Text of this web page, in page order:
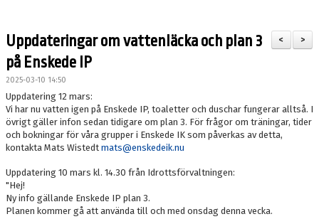
SPONSRING
>
<
Uppdateringar om vattenläcka och plan 3
på Enskede IP
2025-03-10 14:50
Uppdatering 12 mars:
Vi har nu vatten igen på Enskede IP, toaletter och duschar fungerar alltså. I
övrigt gäller infon sedan tidigare om plan 3. För frågor om träningar, tider
och bokningar för våra grupper i Enskede IK som påverkas av detta,
kontakta Mats Wistedt mats@enskedeik.nu
Uppdatering 10 mars kl. 14.30 från Idrottsförvaltningen:
"Hej!
Ny info gällande Enskede IP plan 3.
Planen kommer gå att använda till och med onsdag denna vecka.